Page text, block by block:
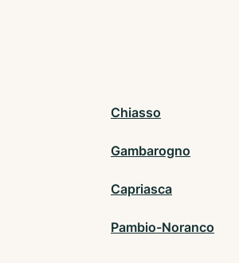
Chiasso
Gambarogno
Capriasca
Pambio-Noranco